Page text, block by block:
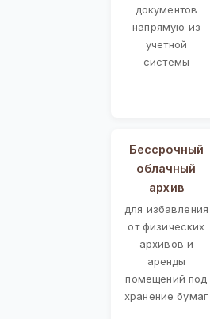
документов
напрямую из
учетной
системы
Бессрочный
облачный
архив
для избавления
от физических
архивов и
аренды
помещений под
хранение бумаг